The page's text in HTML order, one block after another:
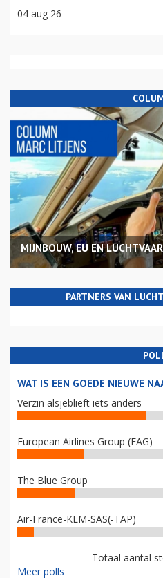
04 aug 26
MIJNBOUW, EU EN
PARTNERS VAN
WAT IS EEN GOEDE NIEUWE
Verzin alsjeblieft iets anders
European Airlines Group (EAG)
The Blue Group
Air-France-KLM-SAS(-TAP)
Totaal aantal
Meer polls